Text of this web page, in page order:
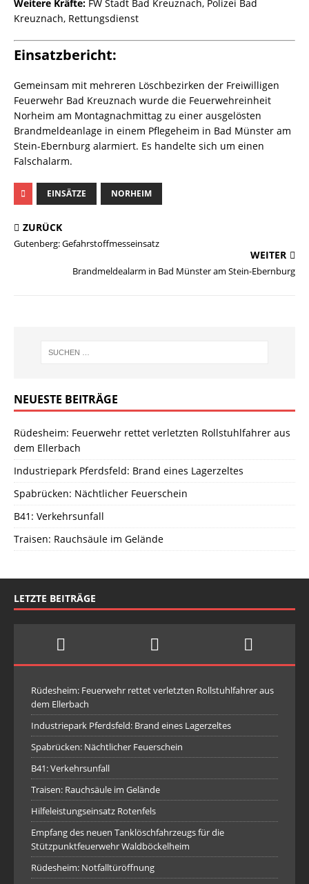
Weitere Kräfte: FW Stadt Bad Kreuznach, Polizei Bad
Kreuznach, Rettungsdienst
Einsatzbericht:
Gemeinsam mit mehreren Löschbezirken der Freiwilligen
Feuerwehr Bad Kreuznach wurde die Feuerwehreinheit
Norheim am Montagnachmittag zu einer ausgelösten
Brandmeldeanlage in einem Pflegeheim in Bad Münster am
Stein-Ebernburg alarmiert. Es handelte sich um einen
Falschalarm.
EINSÄTZE NORHEIM
ZURÜCK
Gutenberg: Gefahrstoffmesseinsatz
WEITER
Brandmeldealarm in Bad Münster am Stein-Ebernburg
NEUESTE BEITRÄGE
Rüdesheim: Feuerwehr rettet verletzten Rollstuhlfahrer aus
dem Ellerbach
Industriepark Pferdsfeld: Brand eines Lagerzeltes
Spabrücken: Nächtlicher Feuerschein
B41: Verkehrsunfall
Traisen: Rauchsäule im Gelände
LETZTE BEITRÄGE
Rüdesheim: Feuerwehr rettet verletzten Rollstuhlfahrer aus
dem Ellerbach
Industriepark Pferdsfeld: Brand eines Lagerzeltes
Spabrücken: Nächtlicher Feuerschein
B41: Verkehrsunfall
Traisen: Rauchsäule im Gelände
Hilfeleistungseinsatz Rotenfels
Empfang des neuen Tanklöschfahrzeugs für die
Stützpunktfeuerwehr Waldböckelheim
Rüdesheim: Notfalltüröffnung